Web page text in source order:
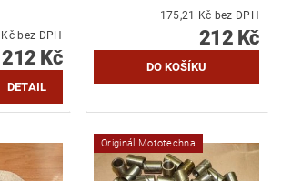
175,21 Kč bez DPH
212 Kč
DETAIL
175,21 Kč bez DPH
212 Kč
Originál Mototechna